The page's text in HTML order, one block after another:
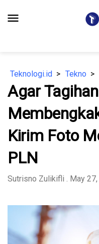
menu
Teknologi.id Tekno
Agar
Kirim Foto
PLN
Sutrisno Zulikifli . May